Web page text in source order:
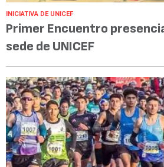
INICIATIVA DE UNICEF
Primer Encuentro
sede de UNICEF